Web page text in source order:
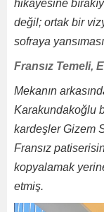
hikayesine
değil; ortak bir
sofraya
Fransız Temeli,
Mekanın
Karakundakoğlu
kardeşler Gizem
Fransız
kopyalamak
etmiş.